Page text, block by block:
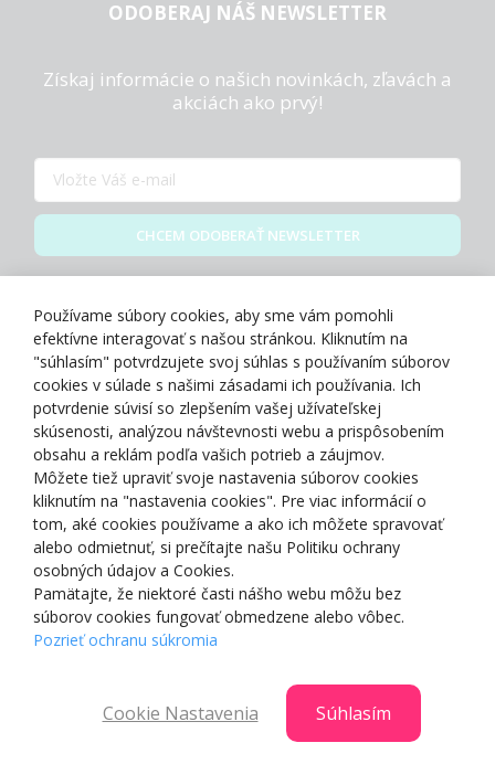
ODOBERAJ NÁŠ NEWSLETTER
Získaj informácie o našich novinkách, zľavách a
akciách ako prvý!
CHCEM ODOBERAŤ NEWSLETTER
O NÁS
NAKUPOVANIE
ZÁKAZNÍCKA ZÓNA
NAŠE OCENENIA
© 2025 Smartshop
Používame súbory cookies, aby sme vám pomohli
efektívne interagovať s našou stránkou. Kliknutím na
"súhlasím" potvrdzujete svoj súhlas s používaním súborov
cookies v súlade s našimi zásadami ich používania. Ich
potvrdenie súvisí so zlepšením vašej užívateľskej
skúsenosti, analýzou návštevnosti webu a prispôsobením
obsahu a reklám podľa vašich potrieb a záujmov.
Môžete tiež upraviť svoje nastavenia súborov cookies
kliknutím na "nastavenia cookies". Pre viac informácií o
tom, aké cookies používame a ako ich môžete spravovať
alebo odmietnuť, si prečítajte našu Politiku ochrany
osobných údajov a Cookies.
Pamätajte, že niektoré časti nášho webu môžu bez
súborov cookies fungovať obmedzene alebo vôbec.
Pozrieť ochranu súkromia
Cookie Nastavenia Súhlasím